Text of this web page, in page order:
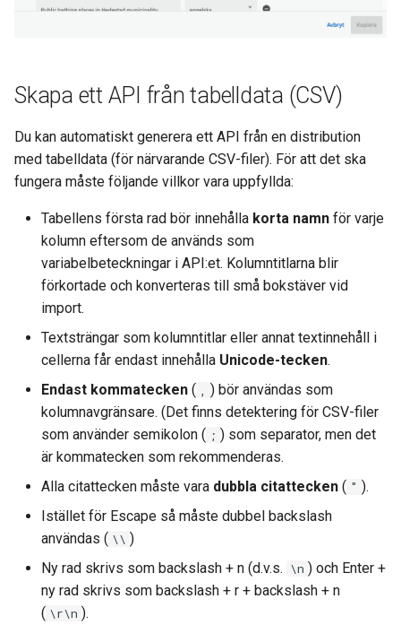
Skapa ett API från tabelldata (CSV)
Du kan automatiskt generera ett API från en distribution
med tabelldata (för närvarande CSV-filer). För att det ska
fungera måste följande villkor vara uppfyllda:
Tabellens första rad bör innehålla korta namn för varje
kolumn eftersom de används som
variabelbeteckningar i API:et. Kolumntitlarna blir
förkortade och konverteras till små bokstäver vid
import.
Textsträngar som kolumntitlar eller annat textinnehåll i
cellerna får endast innehålla Unicode-tecken.
Endast kommatecken ( , ) bör användas som
kolumnavgränsare. (Det finns detektering för CSV-filer
som använder semikolon ( ; ) som separator, men det
är kommatecken som rekommenderas.
Alla citattecken måste vara dubbla citattecken ( " ).
Istället för Escape så måste dubbel backslash
användas ( \\ )
Ny rad skrivs som backslash + n (d.v.s. \n ) och Enter +
ny rad skrivs som backslash + r + backslash + n
( \r\n ).